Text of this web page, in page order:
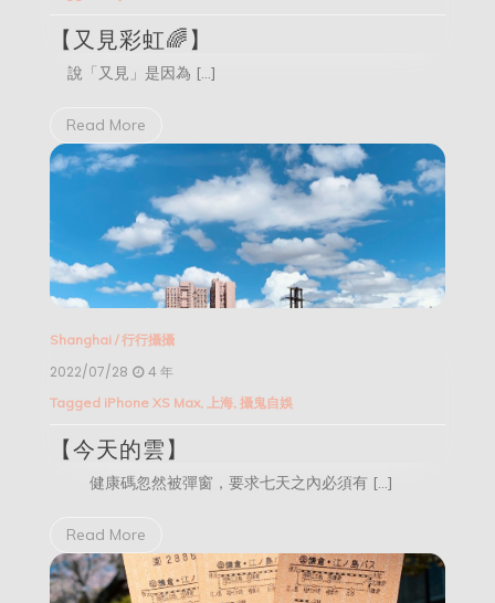
【又見彩虹🌈】
說「又見」是因為 […]
Read More
Shanghai/行行攝攝
2022/07/28 4 年
Tagged iPhone XS Max, 上海, 攝鬼自娛
【今天的雲】
健康碼忽然被彈窗，要求七天之內必須有 […]
Read More